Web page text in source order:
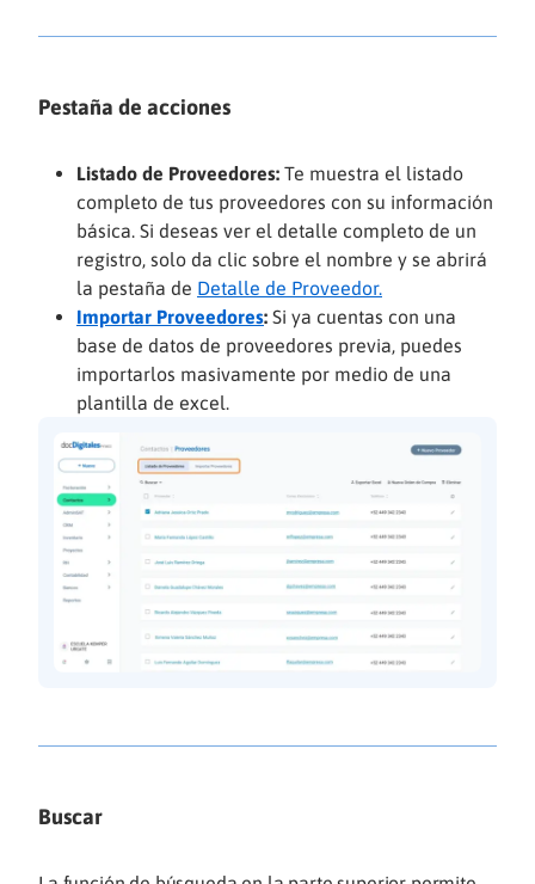
Pestaña de acciones
Listado de Proveedores: Te muestra el listado
completo de tus proveedores con su información
básica. Si deseas ver el detalle completo de un
registro, solo da clic sobre el nombre y se abrirá
la pestaña de Detalle de Proveedor.
Importar Proveedores: Si ya cuentas con una
base de datos de proveedores previa, puedes
importarlos masivamente por medio de una
plantilla de excel.
Buscar